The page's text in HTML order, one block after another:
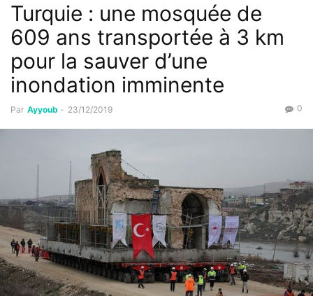
Turquie : une mosquée de
609 ans transportée à 3 km
pour la sauver d’une
inondation imminente
Par Ayyoub - 23/12/2019 0